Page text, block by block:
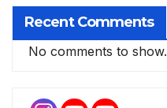
Recent Comments
No comments to show.